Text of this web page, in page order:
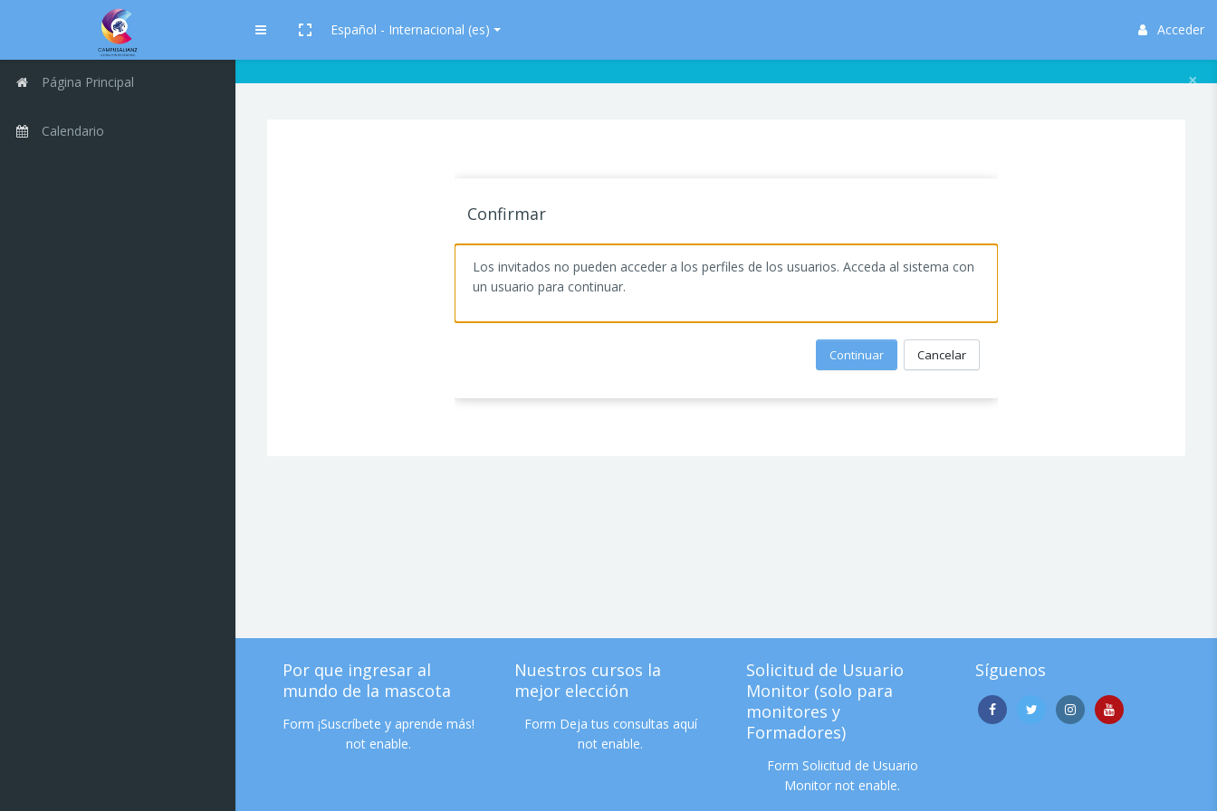
Panel lateral Español - Internacional ‎(es)‎ Acceder
Página Principal
Calendario
×
Confirmar
Los invitados no pueden acceder a los perfiles de los usuarios. Acceda al sistema con
un usuario para continuar.
Continuar Cancelar
Por que ingresar al
mundo de la mascota
Form ¡Suscríbete y aprende más!
not enable.
Nuestros cursos la
mejor elección
Form Deja tus consultas aquí
not enable.
Solicitud de Usuario
Monitor (solo para
monitores y
Formadores)
Form Solicitud de Usuario
Monitor not enable.
Síguenos